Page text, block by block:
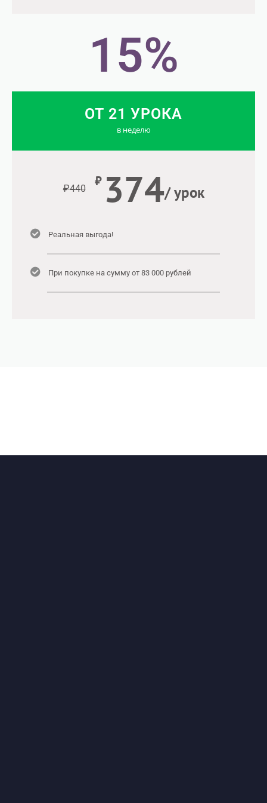
15%
ОТ 21 УРОКА
в неделю
₽440 ₽ 374/ урок
Реальная выгода!
При покупке на сумму от 83 000 рублей